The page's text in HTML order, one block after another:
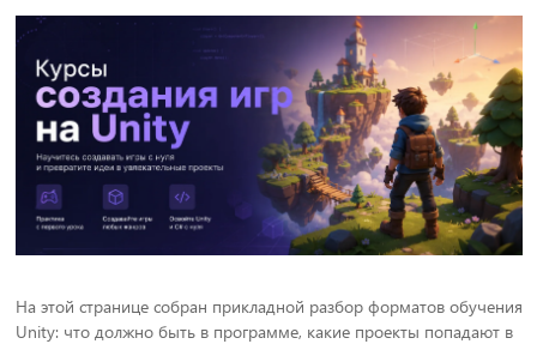
На этой странице собран прикладной разбор форматов обучения
Unity: что должно быть в программе, какие проекты попадают в